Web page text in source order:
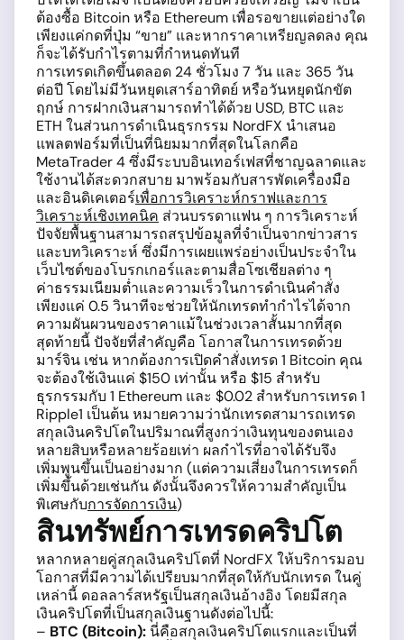
ต้องซื้อ Bitcoin หรือ Ethereum เพื่อรอขายแต่อย่างใด
เพียงแค่กดที่ปุ่ม “ขาย” และหากราคาเหรียญลดลง คุณ
ก็จะได้รับกำไรตามที่กำหนดทันที
การเทรดเกิดขึ้นตลอด 24 ชั่วโมง 7 วัน และ 365 วัน
ต่อปี โดยไม่มีวันหยุดเสาร์อาทิตย์ หรือวันหยุดนักขัต
ฤกษ์ การฝากเงินสามารถทำได้ด้วย USD, BTC และ
ETH ในส่วนการดำเนินธุรกรรม NordFX นำเสนอ
แพลตฟอร์มที่เป็นที่นิยมมากที่สุดในโลกคือ
MetaTrader 4 ซึ่งมีระบบอินเทอร์เฟสที่ชาญฉลาดและ
ใช้งานได้สะดวกสบาย มาพร้อมกับสารพัดเครื่องมือ
และอินดิเคเตอร์เพื่อการวิเคราะห์กราฟและการ
วิเคราะห์เชิงเทคนิค ส่วนบรรดาแฟน ๆ การวิเคราะห์
ปัจจัยพื้นฐานสามารถสรุปข้อมูลที่จำเป็นจากข่าวสาร
และบทวิเคราะห์ ซึ่งมีการเผยแพร่อย่างเป็นประจำใน
เว็บไซต์ของโบรกเกอร์และตามสื่อโซเชียลต่าง ๆ
ค่าธรรมเนียมต่ำและความเร็วในการดำเนินคำสั่ง
เพียงแค่ 0.5 วินาทีจะช่วยให้นักเทรดทำกำไรได้จาก
ความผันผวนของราคาแม้ในช่วงเวลาสั้นมากที่สุด
สุดท้ายนี้ ปัจจัยที่สำคัญคือ โอกาสในการเทรดด้วย
มาร์จิน เช่น หากต้องการเปิดคำสั่งเทรด 1 Bitcoin คุณ
จะต้องใช้เงินแค่ $150 เท่านั้น หรือ $15 สำหรับ
ธุรกรรมกับ 1 Ethereum และ $0.02 สำหรับการเทรด 1
Ripple1 เป็นต้น หมายความว่านักเทรดสามารถเทรด
สกุลเงินคริปโตในปริมาณที่สูงกว่าเงินทุนของตนเอง
หลายสิบหรือหลายร้อยเท่า ผลกำไรที่อาจได้รับจึง
เพิ่มพูนขึ้นเป็นอย่างมาก (แต่ความเสี่ยงในการเทรดก็
เพิ่มขึ้นด้วยเช่นกัน ดังนั้นจึงควรให้ความสำคัญเป็น
พิเศษกับการจัดการเงิน)
สินทรัพย์การเทรดคริปโต
หลากหลายคู่สกุลเงินคริปโตที่ NordFX ให้บริการมอบ
โอกาสที่มีความได้เปรียบมากที่สุดให้กับนักเทรด ในคู่
เหล่านี้ ดอลลาร์สหรัฐเป็นสกุลเงินอ้างอิง โดยมีสกุล
เงินคริปโตที่เป็นสกุลเงินฐานดังต่อไปนี้:
– BTC (Bitcoin): นี่คือสกุลเงินคริปโตแรกและเป็นที่